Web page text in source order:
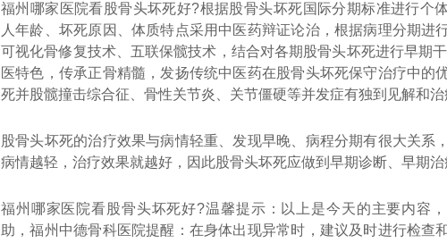
福州哪家医院看股骨头坏死好?根据股骨头坏死国际分期标准进行个
人年龄、坏死原因、体质特点采用中医药辩证论治，根据病理分期进
可视化骨修复技术、五联保髋技术，结合对各期股骨头坏死进行早期
医特色，传承正骨精髓，发扬传统中医药在股骨头坏死保守治疗中的
死并股髋撞击综合征、骨性关节炎、关节僵硬等并发症有独到见解和治
股骨头坏死的治疗效果与病情轻重、发现早晚、病程分期有很大关系
病情越轻，治疗效果就越好，因此股骨头坏死应做到早期诊断、早期治
福州哪家医院看股骨头坏死好?温馨提示：以上是今天的主要内容
助，福州中德骨科医院提醒：在身体出现异常时，建议及时进行检查